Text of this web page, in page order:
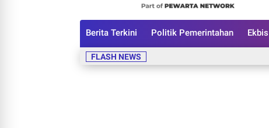
Berita Terkini Politik Pemerintahan Ekbis
FLASH NEWS